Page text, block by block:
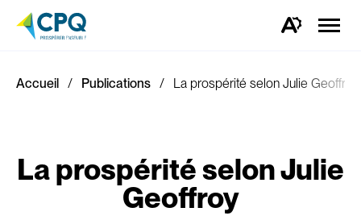
Ouvrez
d'accessibilité.
la
Accueil Publications La prospérité selon Julie Geoffroy
La prospérité selon Julie
Geoffroy